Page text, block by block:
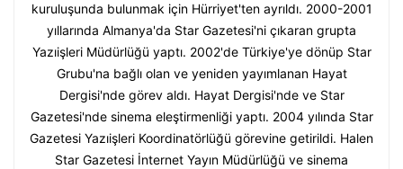
kuruluşunda bulunmak için Hürriyet'ten ayrıldı. 2000-2001
yıllarında Almanya'da Star Gazetesi'ni çıkaran grupta
Yazıişleri Müdürlüğü yaptı. 2002'de Türkiye'ye dönüp Star
Grubu'na bağlı olan ve yeniden yayımlanan Hayat
Dergisi'nde görev aldı. Hayat Dergisi'nde ve Star
Gazetesi'nde sinema eleştirmenliği yaptı. 2004 yılında Star
Gazetesi Yazıişleri Koordinatörlüğü görevine getirildi. Halen
Star Gazetesi İnternet Yayın Müdürlüğü ve sinema